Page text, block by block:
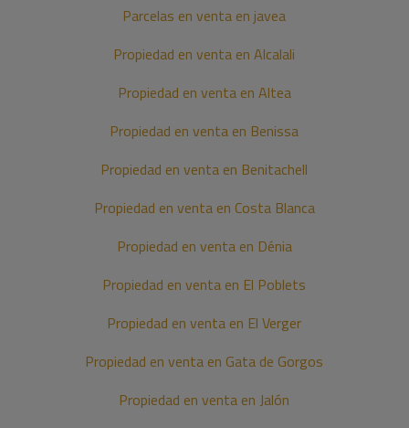
Parcelas en venta en javea
Propiedad en venta en Alcalali
Propiedad en venta en Altea
Propiedad en venta en Benissa
Propiedad en venta en Benitachell
Propiedad en venta en Costa Blanca
Propiedad en venta en Dénia
Propiedad en venta en El Poblets
Propiedad en venta en El Verger
Propiedad en venta en Gata de Gorgos
Propiedad en venta en Jalón